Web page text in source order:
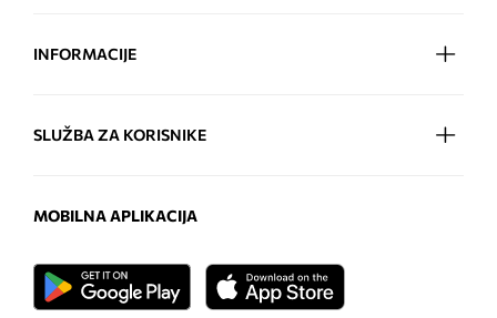
INFORMACIJE
SLUŽBA ZA KORISNIKE
MOBILNA APLIKACIJA